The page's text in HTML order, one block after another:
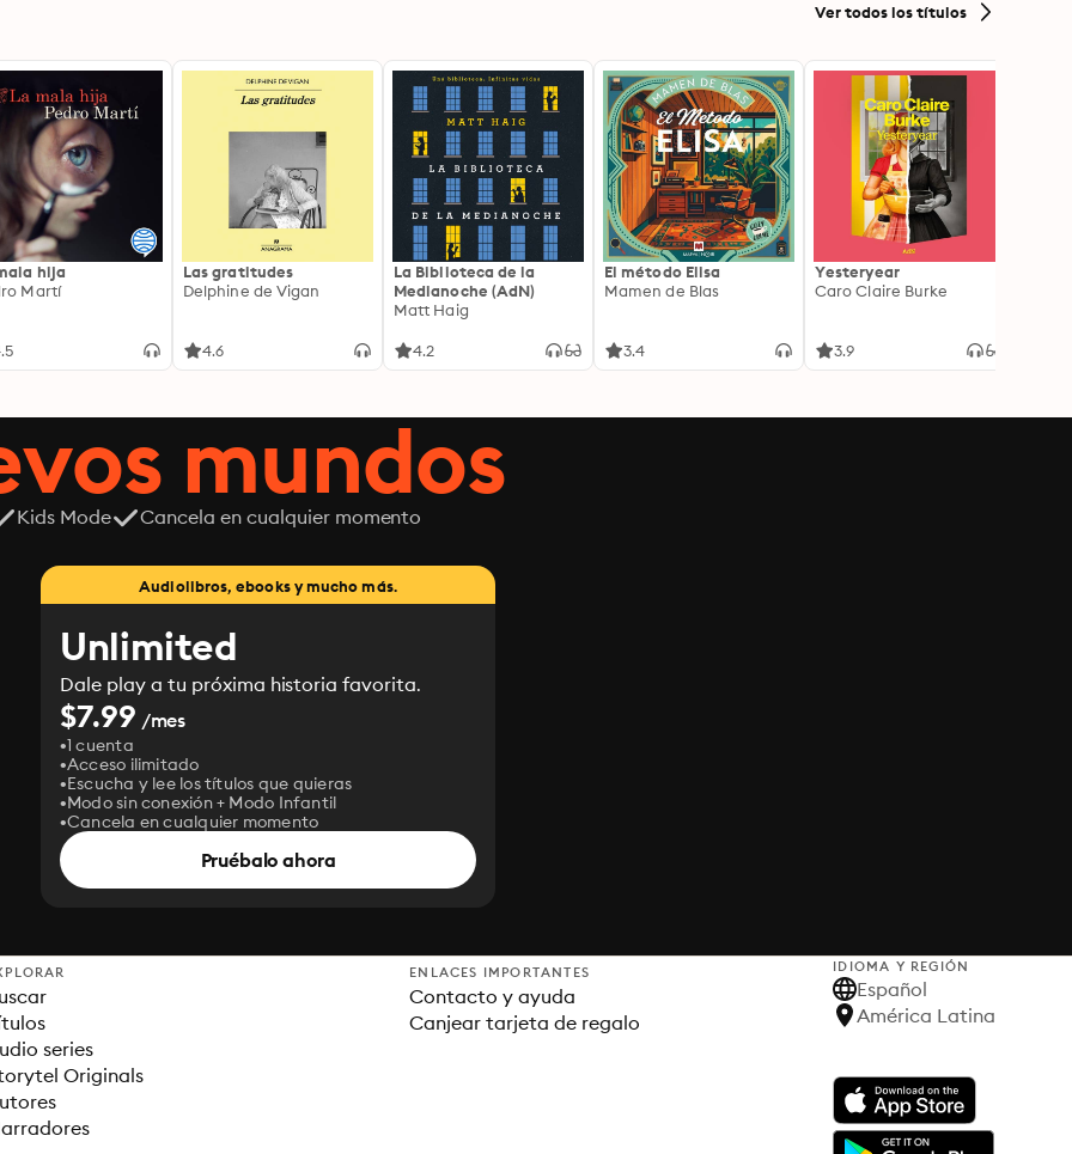
Ver todos los títulos
hija
Martí
Las gratitudes
Delphine de Vigan
4.6
La Biblioteca de la
Medianoche (AdN)
Matt Haig
4.2
El método Elisa
Mamen de Blas
3.4
Yesteryear
Caro Claire Burke
3.9
mundos
Kids Mode Cancela en cualquier momento
Audiolibros, ebooks y mucho más.
Unlimited
Dale play a tu próxima historia favorita.
$7.99 /mes
1 cuenta
Acceso ilimitado
Escucha y lee los títulos que quieras
Modo sin conexión + Modo Infantil
Cancela en cualquier momento
Pruébalo ahora
series
Originals
ENLACES IMPORTANTES
Contacto y ayuda
Canjear tarjeta de regalo
IDIOMA Y REGIÓN
Español
América Latina